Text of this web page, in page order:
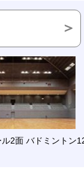
2面 バドミントン